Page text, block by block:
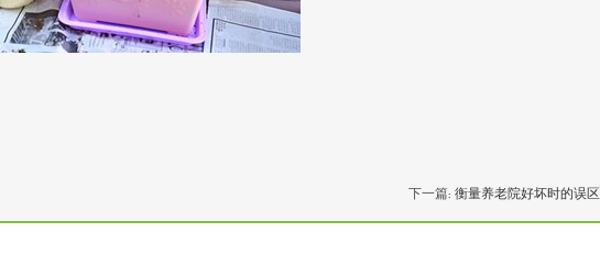
下一篇: 衡量养老院好坏时的误区